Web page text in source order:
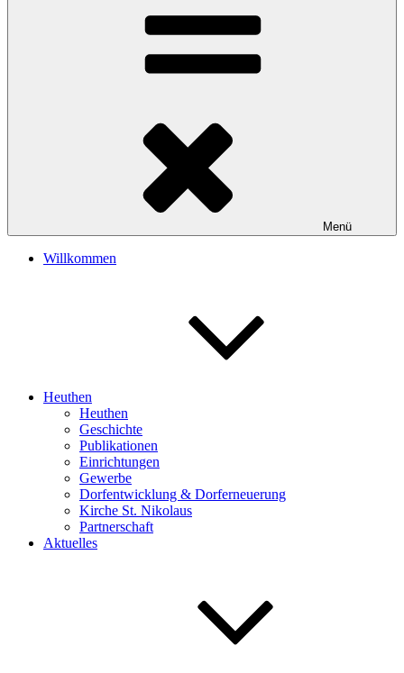
Menü
Willkommen
Heuthen
Heuthen
Geschichte
Publikationen
Einrichtungen
Gewerbe
Dorfentwicklung & Dorferneuerung
Kirche St. Nikolaus
Partnerschaft
Aktuelles